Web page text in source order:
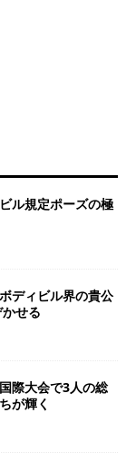
ル規定ポーズの極
ディビル界の貴公
せる
際大会で3人の総
が輝く